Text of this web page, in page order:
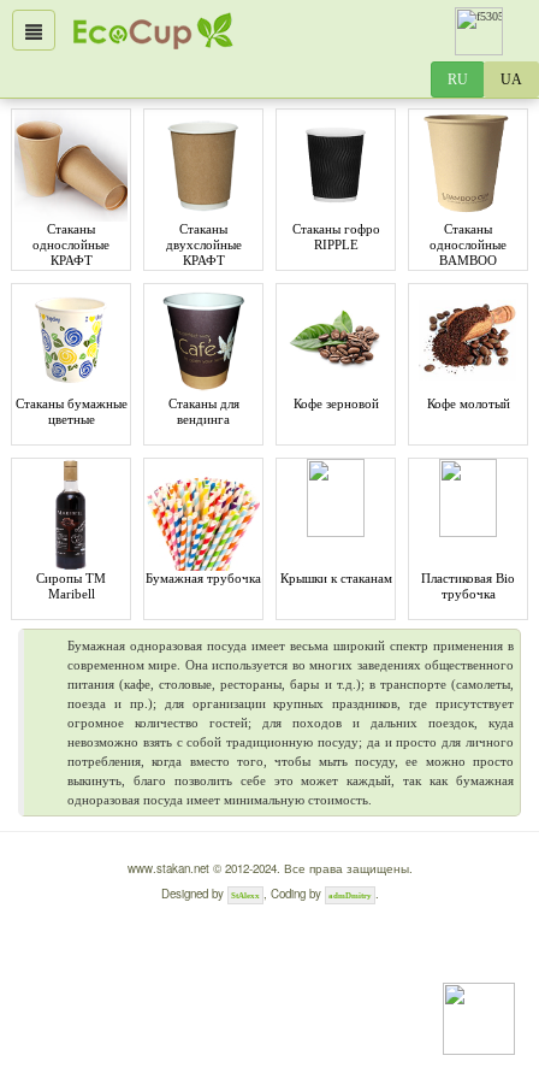
Стаканы
однослойные
КРАФТ
Стаканы
двухслойные
КРАФТ
Стаканы гофро
RIPPLE
Стаканы
однослойные
BAMBOO
Стаканы бумажные
цветные
Стаканы для
вендинга
Кофе зерновой Кофе молотый
Сиропы ТМ
Maribell
Бумажная трубочка Крышки к стаканам
Пластиковая Bio
трубочка
Бумажная одноразовая посуда имеет весьма широкий спектр применения в
современном мире. Она используется во многих заведениях общественного
питания (кафе, столовые, рестораны, бары и т.д.); в транспорте (самолеты,
поезда и пр.); для организации крупных праздников, где присутствует
огромное количество гостей; для походов и дальних поездок, куда
невозможно взять с собой традиционную посуду; да и просто для личного
потребления, когда вместо того, чтобы мыть посуду, ее можно просто
выкинуть, благо позволить себе это может каждый, так как бумажная
одноразовая посуда имеет минимальную стоимость.
www.stakan.net © 2012-2024. Все права защищены.
Designed by
StAlexx , Coding by admDmitry